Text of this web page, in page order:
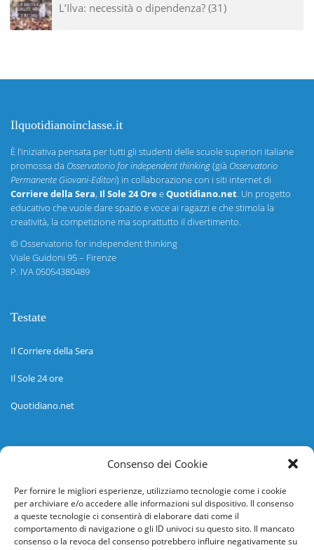
Consenso dei Cookie
Per fornire le migliori esperienze, utilizziamo tecnologie come i cookie
per archiviare e/o accedere alle informazioni sul dispositivo. Il consenso
a queste tecnologie ci consentirà di elaborare dati come il
comportamento di navigazione o gli ID univoci su questo sito. Il mancato
consenso o la revoca del consenso potrebbero influire negativamente su
L’Ilva: necessità o dipendenza? 31
Ilquotidianoinclasse.it
È l’iniziativa pensata per tutti gli studenti delle scuole superiori italiane
promossa da Osservatorio for independent thinking(già Osservatorio
Permanente Giovani-Editori) in collaborazione con i siti internet di
Corriere della Sera, Il Sole 24 OreeQuotidiano.net. Un progetto
educativo che vuole dare spazio e voce ai ragazzi e che stimola la
creatività, la competizione ma soprattutto il divertimento.
©Osservatorio for independent thinking
Viale Guidoni 95 – Firenze
P. IVA 05054380489
Testate
Il Corriere della Sera
Il Sole 24 ore
Quotidiano.net
Informazioni
Help desk
Guida rapida